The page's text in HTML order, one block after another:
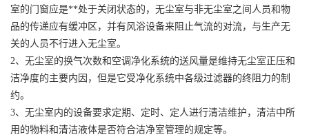
室的门窗应是**处于关闭状态的，无尘室与非无尘室之间人员和物
品的传递应有缓冲区，并有风浴设备来阻止气流的对流，与生产无
关的人员不行进入无尘室。
2、无尘室的换气次数和空调净化系统的送风量是维持无尘室正压和
洁净度的主要内因，但是它受净化系统中各级过滤器的终阻力的制
约。
3、无尘室内的设备要求定期、定时、定人进行清洁维护，清洁中所
用的物料和清洁液体是否符合洁净室管理的规定等。